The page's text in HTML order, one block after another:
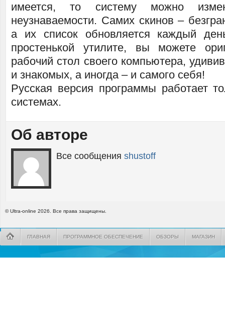
имеется, то систему можно
неузнаваемости. Самих скинов –
а их список обновляется каждый
простенькой утилите, вы можете
рабочий стол своего компьютера,
и знакомых, а иногда – и самого себя!
Русская версия программы работает
системах.
Об авторе
Все сообщения shustoff
© Ultra-online 2026. Все права защищены.
ГЛАВНАЯ ПРОГРАММНОЕ ОБЕСПЕЧЕНИЕ ОБЗОРЫ МАГАЗИН